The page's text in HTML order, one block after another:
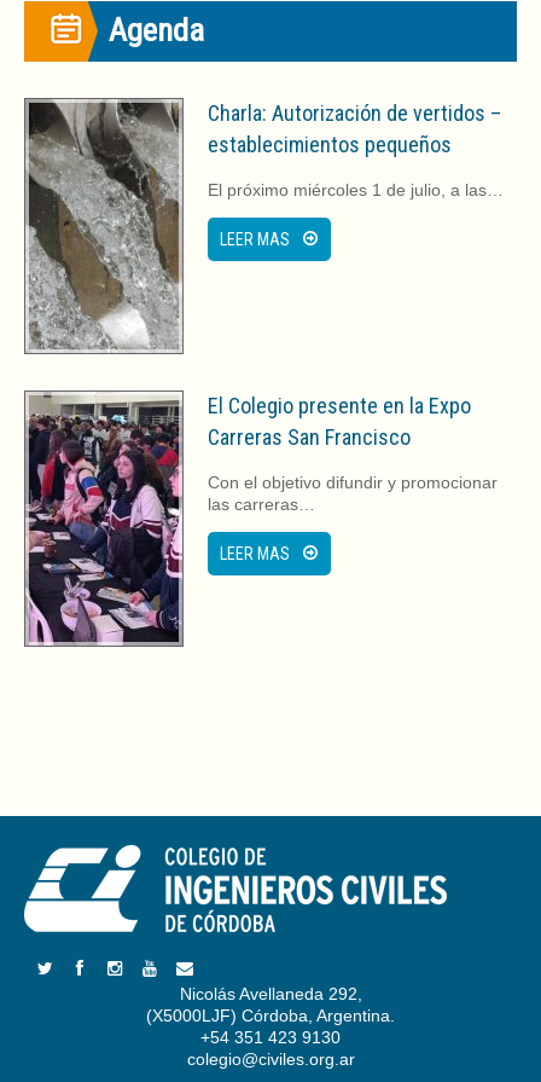
Agenda
Charla: Autorización de vertidos –
establecimientos pequeños
El próximo miércoles 1 de julio, a las…
LEER MAS
El Colegio presente en la Expo
Carreras San Francisco
Con el objetivo difundir y promocionar
las carreras…
LEER MAS
Nicolás Avellaneda 292,
(X5000LJF) Córdoba, Argentina.
+54 351 423 9130
colegio@civiles.org.ar